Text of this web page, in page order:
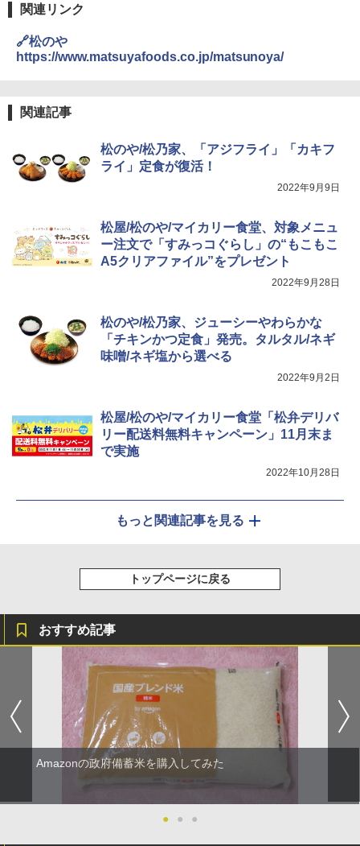
トリスウイスキー 4000ml サントリー 大
容量 4リットル
5
サントリー シングルモルト ウイスキー
白州 Story of the Distillery 2026 化粧箱
￥20,000
3
パニー
カップヌードル カップヌードルPRO シ
ーフードヌードル 高たんぱく&低糖質 さ
らに塩分控えめ 78g×12個
5
マルちゃん マルちゃんZUBAAAN! 横浜
家系醤油豚骨 3食パック 130g×3食
￥26,800
ジ 石窯ドーム ER-D80A(K) ブラック 25
0℃ 1段調理 フラットテーブル 電子レン
ジ 赤外線センサー ノンフライ調理 簡単
お手入れ 小型 新生活 一人暮らし 二人暮
￥34,546
シャープ ウォーターオーブン ヘルシオ
AX-XJ1-B ブラック 30L 2段調理 コンベ
￥44,800
関連リンク
🔗松のや
https://www.matsuyafoods.co.jp/matsunoya/
関連記事
松のや/松乃家、「アジフライ」「カキフ
ライ」定食が復活！
2022年9月9日
松屋/松のや/マイカリー食堂、対象メニュ
ー注文で「すみっコぐらし」の“もこもこ
A5クリアファイル”をプレゼント
2022年9月28日
松のや/松乃家、ジューシーやわらかな
「チキンかつ定食」発売。タルタル/ネギ
味噌/ネギ塩から選べる
2022年9月2日
松屋/松のや/マイカリー食堂「松弁デリバ
リー配送料無料キャンペーン」11月末ま
で実施
2022年10月28日
もっと関連記事を見る
トップページに戻る
おすすめ記事
Amazonの政府備蓄米を購入してみた
● ● ●